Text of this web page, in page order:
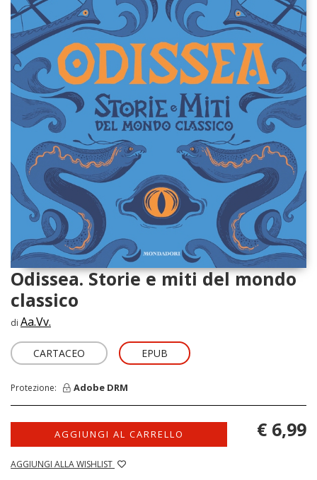
Odissea. Storie e miti del mondo
classico
di Aa.Vv.
CARTACEO EPUB
Protezione: Adobe DRM
AGGIUNGI AL CARRELLO
AGGIUNGI ALLA WISHLIST
€ 6,99